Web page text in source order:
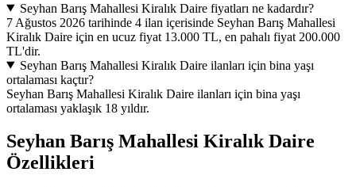
Seyhan Barış Mahallesi Kiralık Daire fiyatları ne kadardır?
7 Ağustos 2026 tarihinde 4 ilan içerisinde Seyhan Barış Mahallesi
Kiralık Daire için en ucuz fiyat 13.000 TL, en pahalı fiyat 200.000
TL'dir.
Seyhan Barış Mahallesi Kiralık Daire ilanları için bina yaşı
ortalaması kaçtır?
Seyhan Barış Mahallesi Kiralık Daire ilanları için bina yaşı
ortalaması yaklaşık 18 yıldır.
Seyhan Barış Mahallesi Kiralık Daire
Özellikleri